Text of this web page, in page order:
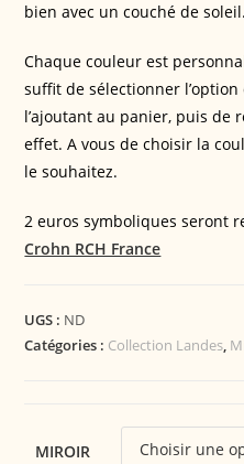
bien avec un couché de soleil.
Chaque couleur est
suffit de sélectionner
l’ajoutant au panier, puis de
effet. A vous de choisir la
le souhaitez.
2 euros symboliques seront
Crohn RCH France
UGS : ND
Catégories : Collection Landes,
MIROIR